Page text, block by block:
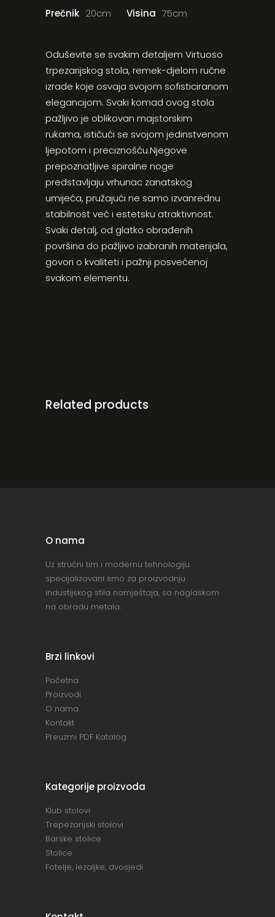
Prečnik 20cm Visina 75cm
Oduševite se svakim detaljem Virtuoso
trpezarijskog stola, remek-djelom ručne
izrade koje osvaja svojom sofisticiranom
elegancijom. Svaki komad ovog stola
pažljivo je oblikovan majstorskim
rukama, ističući se svojom jedinstvenom
ljepotom i preciznošću.Njegove
prepoznatljive spiralne noge
predstavljaju vrhunac zanatskog
umijeća, pružajući ne samo izvanrednu
stabilnost već i estetsku atraktivnost.
Svaki detalj, od glatko obrađenih
površina do pažljivo izabranih materijala,
govori o kvaliteti i pažnji posvećenoj
svakom elementu.
Related products
O nama
Uz stručni tim i modernu tehnologiju
specijalizovani smo za proizvodnju
industijskog stila namještaja, sa naglaskom
na obradu metala.
Brzi linkovi
Početna
Proizvodi
O nama
Kontakt
Preuzmi PDF Katalog
Kategorije proizvoda
Klub stolovi
Trepezarijski stolovi
Barske stolice
Stolice
Fotelje, lezaljke, dvosjedi